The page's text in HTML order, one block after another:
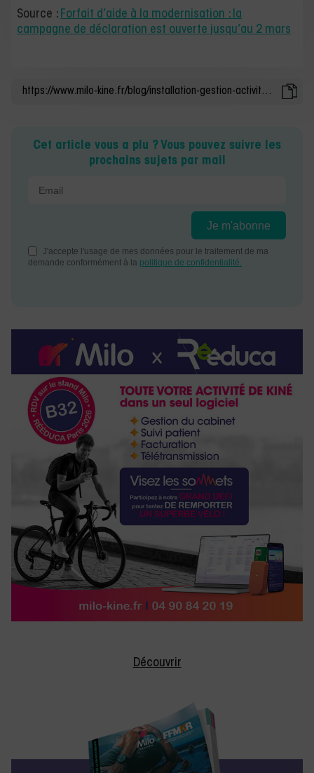
Source : Forfait d’aide à la modernisation : la
campagne de déclaration est ouverte jusqu’au 2 mars
Cet article vous a plu ? Vous pouvez suivre les
prochains sujets par mail
Découvrir